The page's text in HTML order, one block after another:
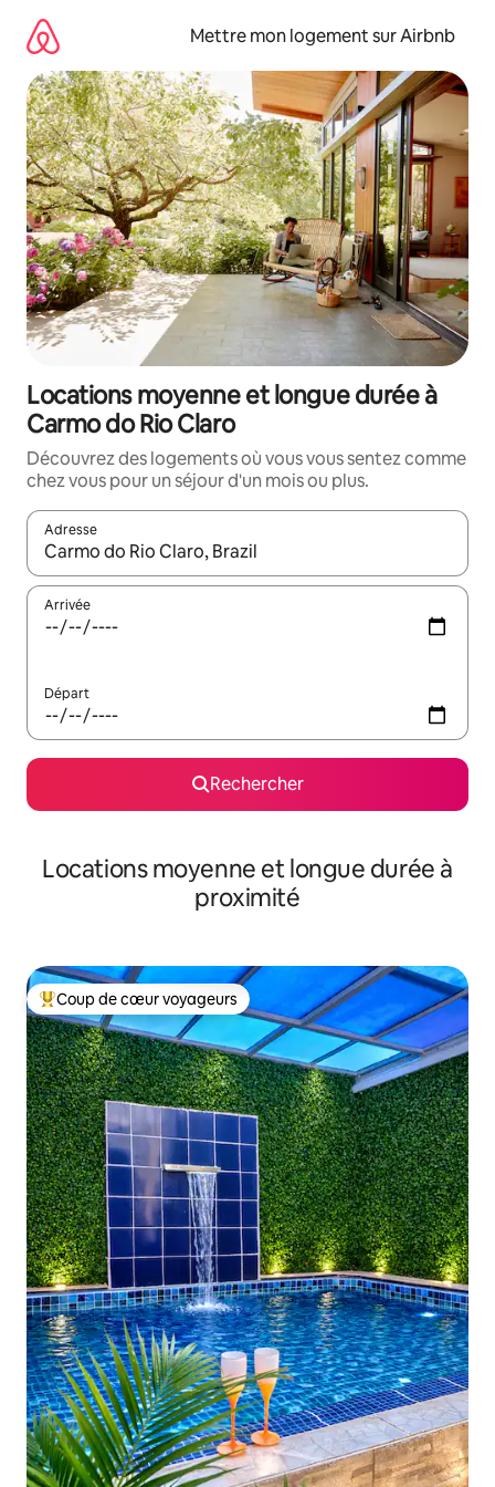
directement
contenu
Mettre mon logement sur Airbnb
Locations moyenne et longue durée à
Carmo do Rio Claro
Découvrez des logements où vous vous sentez comme
chez vous pour un séjour d'un mois ou plus.
Adresse
Lorsque les résultats s'affichent, utilisez les flèches vers le
Arrivée
Départ
Rechercher
Locations moyenne et longue durée à
proximité
Coups de cœur voyageurs les plus appréciés
Coup de cœur voyageurs